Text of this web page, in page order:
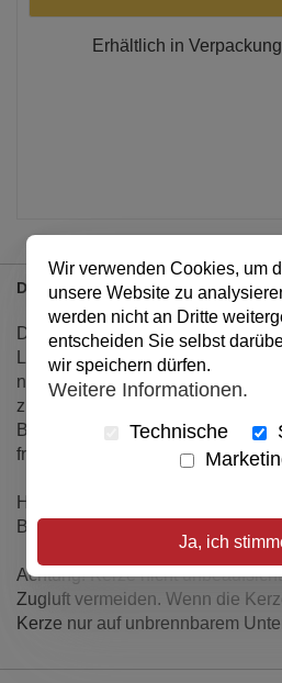
Erhältlich in
Details
Die kleine Kerze in trendiger
Licht auch in die dunkelste
nicht nur für die heimische Stube,
zusammen mit einem passenden
Begleiter für die Nacht im Zelt, im
freier Natur.
Hochwertige deutsche
Brenndauer von ca. 29 Stunden
Achtung! Kerze nicht
Zugluft vermeiden. Wenn die
Kerze nur auf unbrennbarem
Wir verwenden Cookies, um
unsere Website zu
werden nicht an Dritte
entscheiden Sie selbst
wir speichern dürfen.
Weitere Informationen.
Technische
Ja, ich